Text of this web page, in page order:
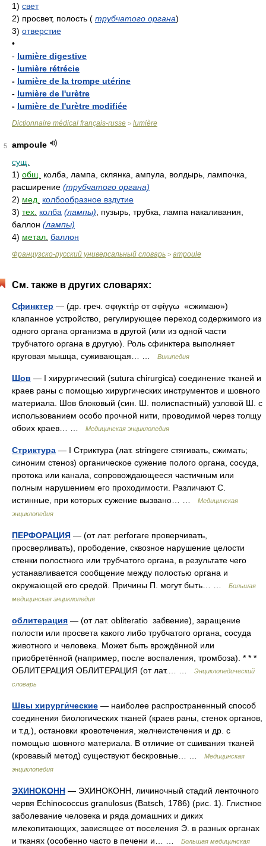
1) свет
2) просвет, полость ( трубчатого органа)
3) отверстие
•
- lumière digestive
- lumière rétrécie
- lumière de la trompe utérine
- lumière de l'urètre
- lumière de l'urètre modifiée
Dictionnaire médical français-russe > lumière
5
ampoule
сущ.
1) общ.
колба, лампа, склянка, ампула, волдырь, лампочка,
расширение (трубчатого органа)
2) мед.
колбообразное вздутие
3) тех. колба (лампы) , пузырь, трубка, лампа накаливания,
баллон (лампы)
4) метал. баллон
Французско-русский универсальный словарь > ampoule
См. также в других словарях:
Сфинктер — (др. греч. σφιγκτήρ от σφίγγω «сжимаю»)
клапанное устройство, регулирующее переход содержимого из
одного органа организма в другой (или из одной части
трубчатого органа в другую). Роль сфинктера выполняет
круговая мышца, суживающая… …
Википедия
Шов — I хирургический (sutura chirurgica) соединение тканей и
краев раны с помощью хирургических инструментов и шовного
материала. Шов блоковый (син. Ш. полиспастный) узловой Ш. с
использованием особо прочной нити, проводимой через толщу
обоих краев… …
Медицинская энциклопедия
Стриктура — I Стриктура (лат. stringere стягивать, сжимать;
синоним стеноз) органическое сужение полого органа, сосуда,
протока или канала, сопровождающееся частичным или
полным нарушением его проходимости. Различают С.
истинные, при которых сужение вызвано… …
Медицинская
энциклопедия
ПЕРФОРАЦИЯ — (от лат. perforare проверчивать,
просверливать), прободение, сквозное нарушение целости
стенки полостного или трубчатого органа, в результате чего
устанавливается сообщение между полостью органа и
окружающей его средой. Причины П. могут быть… …
Большая
медицинская энциклопедия
облитерация — (от лат. obliteratio забвение), заращение
полости или просвета какого либо трубчатого органа, сосуда
животного и человека. Может быть врождённой или
приобретённой (например, после воспаления, тромбоза). * * *
ОБЛИТЕРАЦИЯ ОБЛИТЕРАЦИЯ (от лат.… …
Энциклопедический
словарь
Швы хирурги́ческие — наиболее распространенный способ
соединения биологических тканей (краев раны, стенок органов,
и т.д.), остановки кровотечения, желчеистечения и др. с
помощью шовного материала. В отличие от сшивания тканей
(кровавый метод) существуют бескровные… …
Медицинская
энциклопедия
ЭХИНОКОНН — ЭХИНОКОНН, личиночный стадий ленточного
червя Echinococcus granulosus (Batsch, 1786) (рис. 1). Глистное
заболевание человека и ряда домашних и диких
млекопитающих, зависящее от поселения Э. в разных органах
и тканях (особенно часто в печени и… …
Большая медицинская